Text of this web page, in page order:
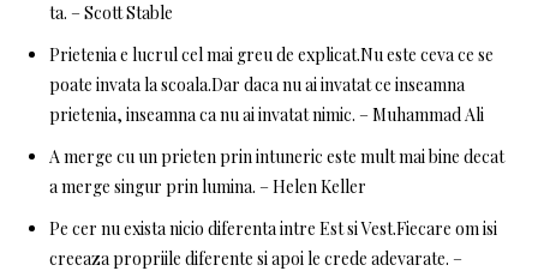
ta. – Scott Stable
Prietenia e lucrul cel mai greu de explicat.Nu este ceva ce se
poate invata la scoala.Dar daca nu ai invatat ce inseamna
prietenia, inseamna ca nu ai invatat nimic. – Muhammad Ali
A merge cu un prieten prin intuneric este mult mai bine decat
a merge singur prin lumina. – Helen Keller
Pe cer nu exista nicio diferenta intre Est si Vest.Fiecare om isi
creeaza propriile diferente si apoi le crede adevarate. –